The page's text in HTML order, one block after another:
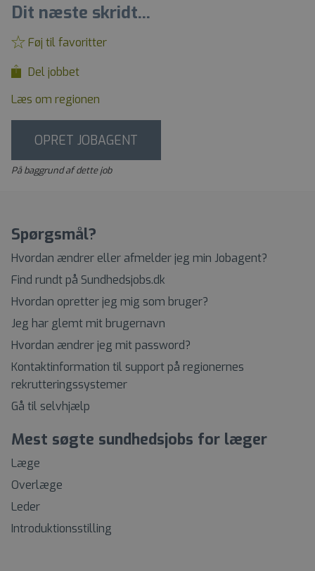
Dit næste skridt...
Føj til favoritter
Del jobbet
Læs om regionen
OPRET JOBAGENT
På baggrund af dette job
Spørgsmål?
Hvordan ændrer eller afmelder jeg min Jobagent?
Find rundt på Sundhedsjobs.dk
Hvordan opretter jeg mig som bruger?
Jeg har glemt mit brugernavn
Hvordan ændrer jeg mit password?
Kontaktinformation til support på regionernes
rekrutteringssystemer
Gå til selvhjælp
Mest søgte sundhedsjobs for læger
Læge
Overlæge
Leder
Introduktionsstilling